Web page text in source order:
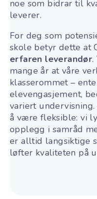
noe som bidrar til
leverer.
For deg som
skole betyr dette at
erfaren leverandør.
mange år at våre
klasserommet –
elevengasjement,
variert
å være fleksible: vi
opplegg i samråd
er alltid langsiktige
løfter kvaliteten på